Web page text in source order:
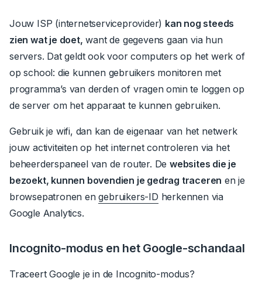
Jouw ISP (internetserviceprovider) kan nog steeds
zien wat je doet, want de gegevens gaan via hun
servers. Dat geldt ook voorcomputers op het werk of
op school: die kunnengebruikers monitoren met
programma’s van derden of vragen omin te loggen op
de server om het apparaat te kunnen gebruiken.
Gebruik je wifi, dan kan de eigenaar van het netwerk
jouw activiteiten op het internet controleren via het
beheerderspaneel van de router. Dewebsites die je
bezoekt, kunnen bovendien je gedrag traceren en je
browsepatronen engebruikers-ID herkennen via
Google Analytics.
Incognito-modus en het Google-schandaal
Traceert Google je in de Incognito-modus?